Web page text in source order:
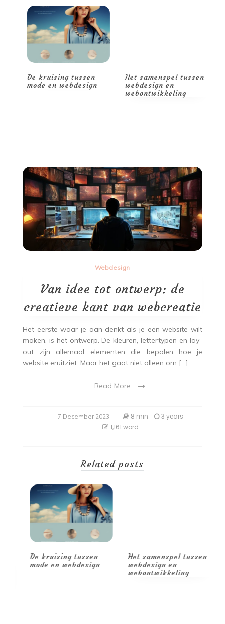
De kruising tussen
mode en webdesign
Het samenspel tussen
webdesign en
webontwikkeling
Webdesign
Van idee tot ontwerp: de
creatieve kant van webcreatie
Het eerste waar je aan denkt als je een website wilt
maken, is het ontwerp. De kleuren, lettertypen en lay-
out zijn allemaal elementen die bepalen hoe je
website eruitziet. Maar het gaat niet alleen om […]
Read More
7 December 2023 8 min
3 years
1,161 word
Related posts
De kruising tussen
mode en webdesign
Het samenspel tussen
webdesign en
webontwikkeling